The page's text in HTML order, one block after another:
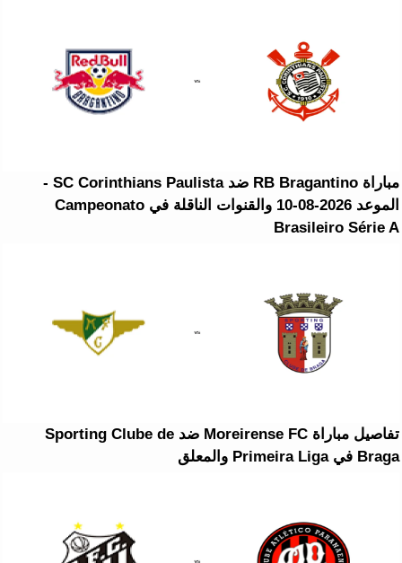
مباراة RB Bragantino ضد SC Corinthians Paulista -
الموعد 2026-08-10 والقنوات الناقلة في Campeonato
Brasileiro Série A
تفاصيل مباراة Moreirense FC ضد Sporting Clube de
Braga في Primeira Liga والمعلق